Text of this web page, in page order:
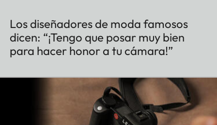
Los diseñadores de moda famosos
dicen: “¡Tengo que posar muy bien
para hacer honor a tu cámara!”